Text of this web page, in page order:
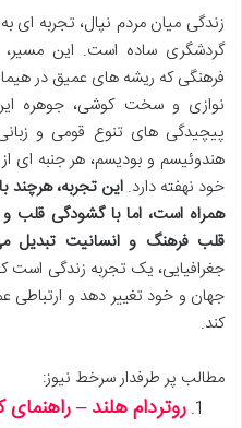
زندگی میان مردم نپال، تجربه ای
گردشگری ساده است. این
فرهنگی که ریشه های عمیق در
نوازی و سخت کوشی، جوهره
پیچیدگی های تنوع قومی و
هندوئیسم و بودیسم، هر جنبه ای
خود نهفته دارد.این تجربه، هرچند
همراه است، اما با گشودگی
قلب فرهنگ و انسانیت تبدیل
جغرافیایی، یک تجربه زندگی است
جهان و خود تغییر دهد و ارتباطی
کند.
مطالب پر طرفدار سرخط نیوز:
روتردام هلند –